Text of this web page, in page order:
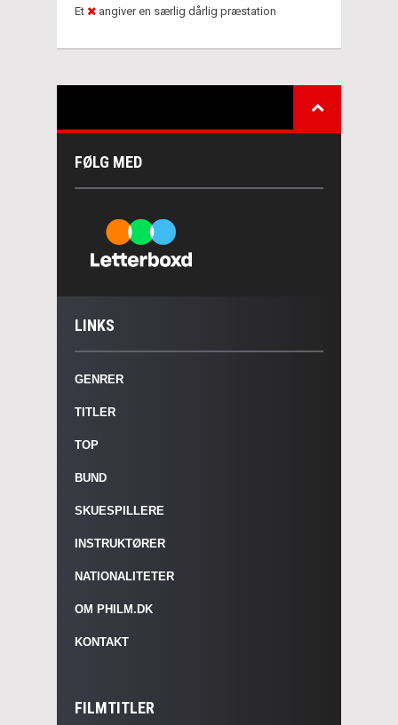
Et
angiver en særlig dårlig præstation
FØLG MED
LINKS
GENRER
TITLER
TOP
BUND
SKUESPILLERE
INSTRUKTØRER
NATIONALITETER
OM PHILM.DK
KONTAKT
FILMTITLER